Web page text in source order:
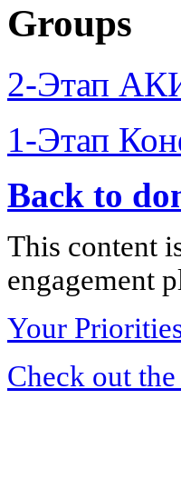
Groups
2-Этап
1-Этап
Back to
This content
engagement
Your
Check out